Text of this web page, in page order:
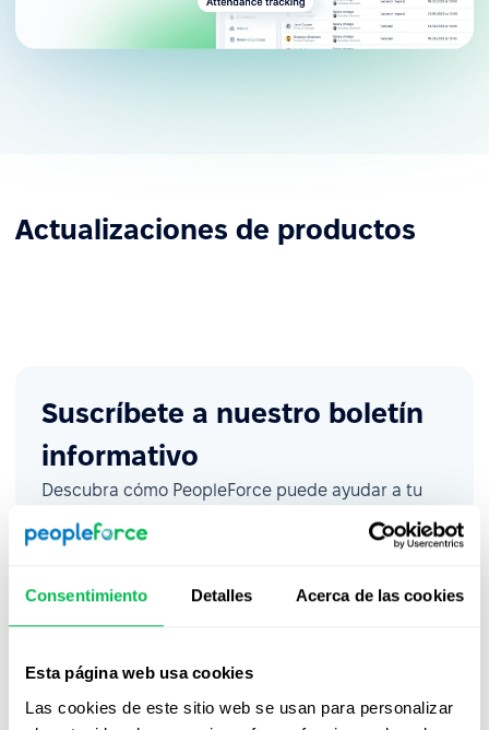
Consentimiento Detalles Acerca de las cookies
Esta página web usa cookies
Las cookies de este sitio web se usan para personalizar
Actualizaciones de productos
Suscríbete a nuestro boletín
informativo
Descubra cómo PeopleForce puede ayudar a tu